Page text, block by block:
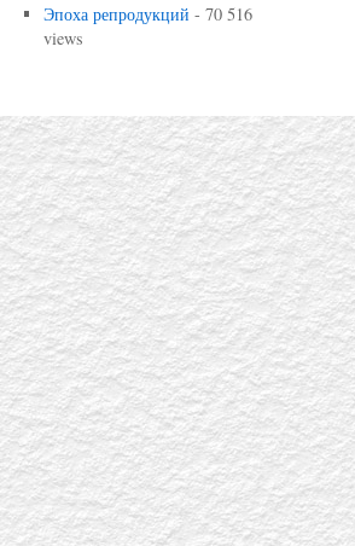
Эпоха репродукций - 70 516
views